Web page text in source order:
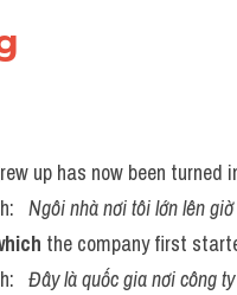
up has now been turned
Ngôi nhà nơi tôi lớn lên
the company first
Đây là quốc gia nơi công